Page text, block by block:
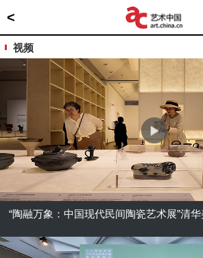
<
视频
“陶融万象：中国现代民间陶瓷艺术展”清